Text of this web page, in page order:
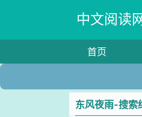
中文阅读
首页
东风夜雨-搜索